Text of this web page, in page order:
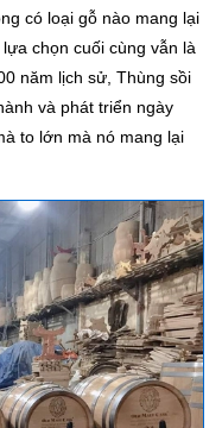
có loại gỗ nào mang lại
chọn cuối cùng vẫn là
năm lịch sử, Thùng sồi
và phát triển ngày
to lớn mà nó mang lại